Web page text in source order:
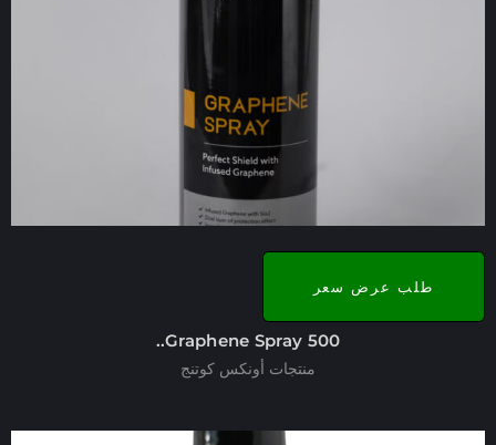
طلب عرض سعر
Graphene Spray 500..
منتجات أونكس كوتنج